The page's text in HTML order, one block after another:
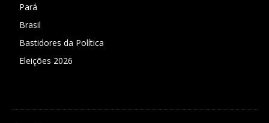
Pará
Brasil
Bastidores da Política
Eleições 2026